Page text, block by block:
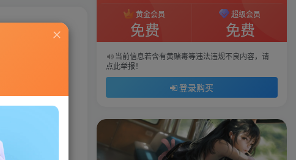
黄金会员
免费
超级会员
免费
当前信息若含有黄赌毒等违法违规不良内容，请
点此举报！
登录购买